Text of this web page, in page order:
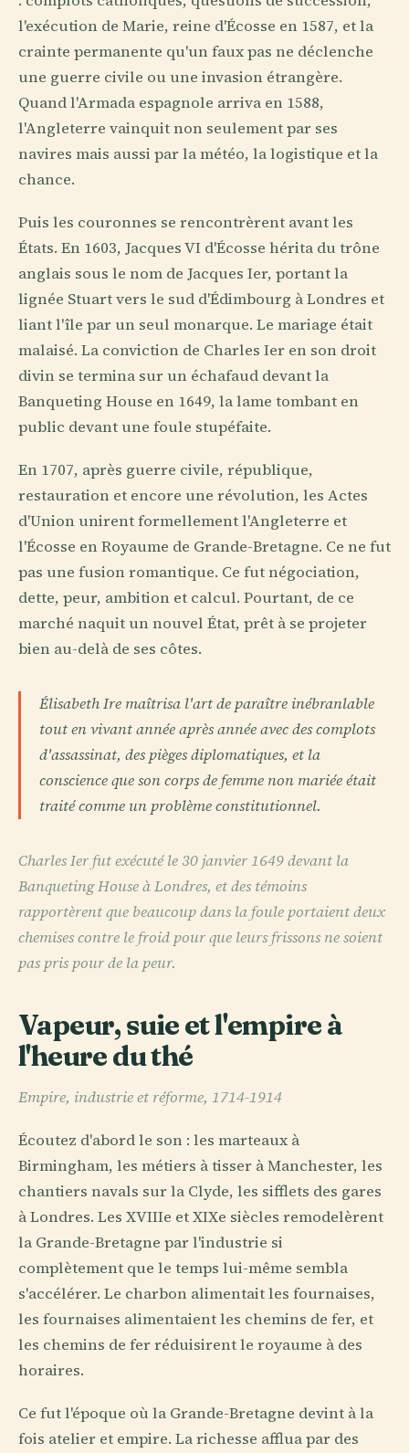
l'exécution de Marie, reine d'Écosse en 1587, et la
crainte permanente qu'un faux pas ne déclenche
une guerre civile ou une invasion étrangère.
Quand l'Armada espagnole arriva en 1588,
l'Angleterre vainquit non seulement par ses
navires mais aussi par la météo, la logistique et la
chance.
Puis les couronnes se rencontrèrent avant les
États. En 1603, Jacques VI d'Écosse hérita du trône
anglais sous le nom de Jacques Ier, portant la
lignée Stuart vers le sud d'Édimbourg à Londres et
liant l'île par un seul monarque. Le mariage était
malaisé. La conviction de Charles Ier en son droit
divin se termina sur un échafaud devant la
Banqueting House en 1649, la lame tombant en
public devant une foule stupéfaite.
En 1707, après guerre civile, république,
restauration et encore une révolution, les Actes
d'Union unirent formellement l'Angleterre et
l'Écosse en Royaume de Grande-Bretagne. Ce ne fut
pas une fusion romantique. Ce fut négociation,
dette, peur, ambition et calcul. Pourtant, de ce
marché naquit un nouvel État, prêt à se projeter
bien au-delà de ses côtes.
Élisabeth Ire maîtrisa l'art de paraître inébranlable
tout en vivant année après année avec des complots
d'assassinat, des pièges diplomatiques, et la
conscience que son corps de femme non mariée était
traité comme un problème constitutionnel.
Charles Ier fut exécuté le 30 janvier 1649 devant la
Banqueting House à Londres, et des témoins
rapportèrent que beaucoup dans la foule portaient deux
chemises contre le froid pour que leurs frissons ne soient
pas pris pour de la peur.
Vapeur, suie et l'empire à
l'heure du thé
Empire, industrie et réforme, 1714-1914
Écoutez d'abord le son : les marteaux à
Birmingham, les métiers à tisser à Manchester, les
chantiers navals sur la Clyde, les sifflets des gares
à Londres. Les XVIIIe et XIXe siècles remodelèrent
la Grande-Bretagne par l'industrie si
complètement que le temps lui-même sembla
s'accélérer. Le charbon alimentait les fournaises,
les fournaises alimentaient les chemins de fer, et
les chemins de fer réduisirent le royaume à des
horaires.
Ce fut l'époque où la Grande-Bretagne devint à la
fois atelier et empire. La richesse afflua par des